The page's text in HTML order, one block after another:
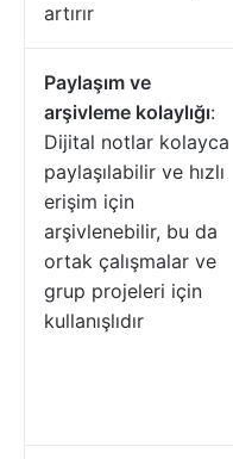
artırır
Paylaşım ve
arşivleme kolaylığı:
Dijital notlar kolayca
paylaşılabilir ve hızlı
erişim için
arşivlenebilir, bu da
ortak çalışmalar ve
grup projeleri için
kullanışlıdır